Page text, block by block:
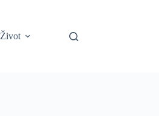
Život